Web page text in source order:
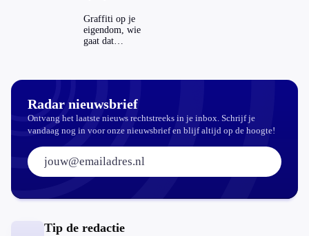
echt
aantrekkelijker?
Graffiti op je
eigendom, wie
gaat dat
Radar nieuwsbrief
Ontvang het laatste nieuws rechtstreeks in je inbox. Schrijf je
vandaag nog in voor onze nieuwsbrief en blijf altijd op de hoogte!
E-mailadres:
Tip de redactie